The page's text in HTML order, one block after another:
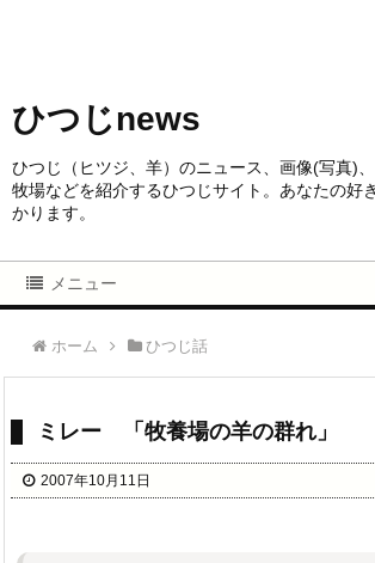
ひつじnews
ひつじ（ヒツジ、羊）のニュース、画像(写真)、
牧場などを紹介するひつじサイト。あなたの好
かります。
メニュー
ホーム ひつじ話
ミレー 「牧養場の羊の群れ」
2007年10月11日